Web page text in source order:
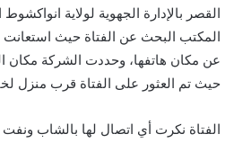
القصر بالإدارة الجهوية لولاية
المكتب البحث عن الفتاة حيث
عن مكان هاتفها، وحددت الشركة مكان
حيث تم العثور على الفتاة قرب منزل
الفتاة نكرت أي اتصال لها بالشاب